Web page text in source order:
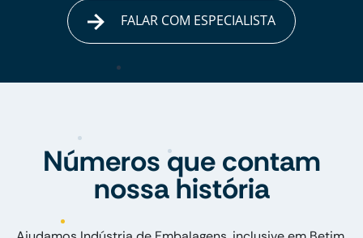
FALAR COM ESPECIALISTA
Números que contam
nossa história